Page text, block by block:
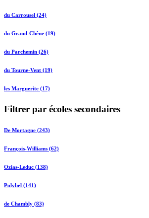
du Carrousel (24)
du Grand-Chêne (19)
du Parchemin (26)
du Tourne-Vent (19)
les Marguerite (17)
Filtrer par écoles secondaires
De Mortagne (243)
François-Williams (62)
Ozias-Leduc (138)
Polybel (141)
de Chambly (83)